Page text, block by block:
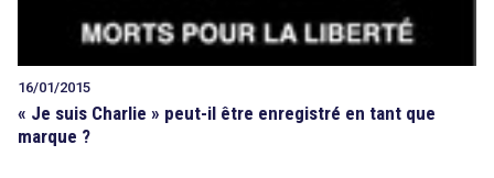
16/01/2015
« Je suis Charlie » peut-il être enregistré en tant que
marque ?